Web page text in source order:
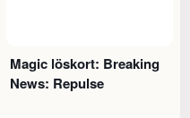
Magic löskort: Breaking
News: Repulse